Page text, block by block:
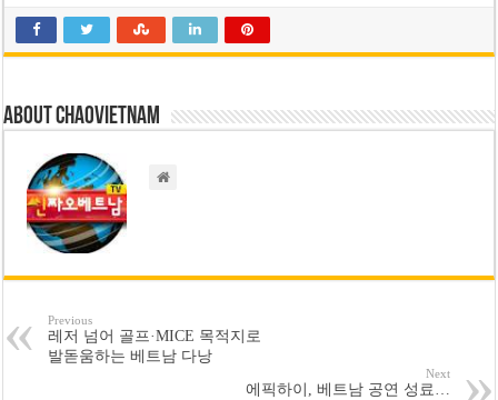
About chaovietnam
Previous
레저 넘어 골프·MICE 목적지로
발돋움하는 베트남 다낭
Next
에픽하이, 베트남 공연 성료…